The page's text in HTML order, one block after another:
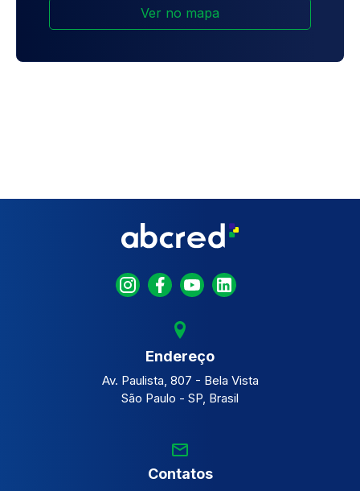
Ver no mapa
Endereço
Av. Paulista, 807 - Bela Vista
São Paulo - SP, Brasil
Contatos